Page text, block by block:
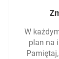
W
plan na